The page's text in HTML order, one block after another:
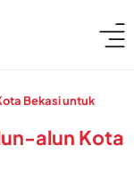
Bekasi untuk
alun Kota